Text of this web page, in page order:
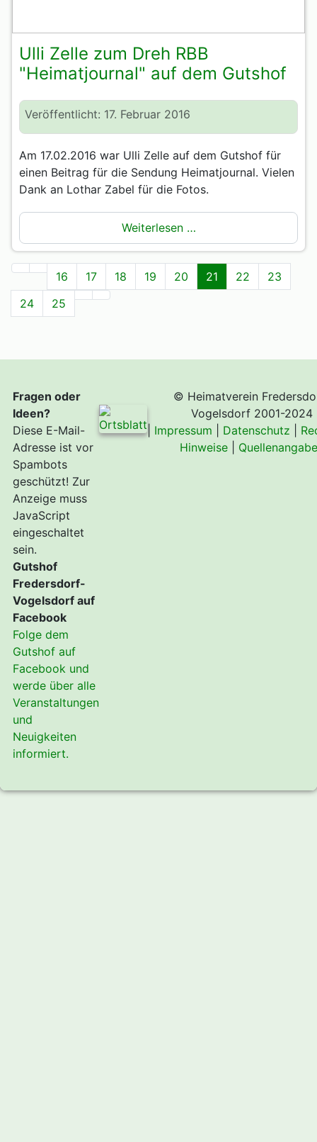
Ulli Zelle zum Dreh RBB
"Heimatjournal" auf dem Gutshof
Veröffentlicht: 17. Februar 2016
Am 17.02.2016 war Ulli Zelle auf dem Gutshof für
einen Beitrag für die Sendung Heimatjournal. Vielen
Dank an Lothar Zabel für die Fotos.
Weiterlesen …
16 17 18 19 20 21 22
23
24
25
Fragen oder
Ideen?
Diese E-Mail-
Adresse ist vor
Spambots
geschützt! Zur
Anzeige muss
JavaScript
eingeschaltet
sein.
Gutshof
Fredersdorf-
Vogelsdorf auf
Facebook
Folge dem
Gutshof auf
Facebook und
werde über alle
Veranstaltungen
und
Neuigkeiten
informiert.
© Heimatverein
Vogelsdorf 2001-2024
Impressum Datenschutz
Hinweise|